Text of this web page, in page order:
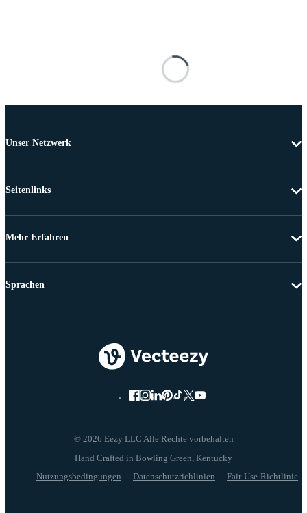
Unser Netzwerk
Seitenlinks
Mehr Erfahren
© 2026 Eezy LLC Alle Rechte vorbehalten
Nutzungsbedingungen Datenschutzrichlinien Fair-Use-Richtlinie
Sprachen